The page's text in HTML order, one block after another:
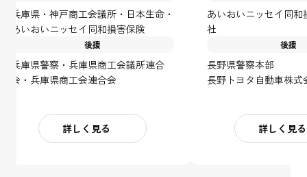
兵庫県・神戸商工会議所・日本生命・
あいおいニッセイ同和損害保険
後援
兵庫県警察・兵庫県商工会議所連合
会・兵庫県商工会連合会
詳しく見る
あいおいニッセイ同和
社
後援
長野県警察本部
長野トヨタ自動車株式
株式会社長野ダイハ
詳しく見る